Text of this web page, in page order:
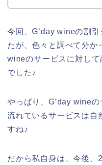
今回、G’day wineの割
たが、色々と調べて分か
wineのサービスに対して
でした♪
やっぱり、G’day wine
流れているサービスは自
すね♪
だから私自身は、今後、